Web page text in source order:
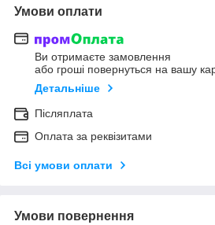
Умови оплати
Ви отримаєте замовлення
або гроші повернуться на вашу
Детальніше
Післяплата
Оплата за реквізитами
Всі умови оплати
Умови повернення